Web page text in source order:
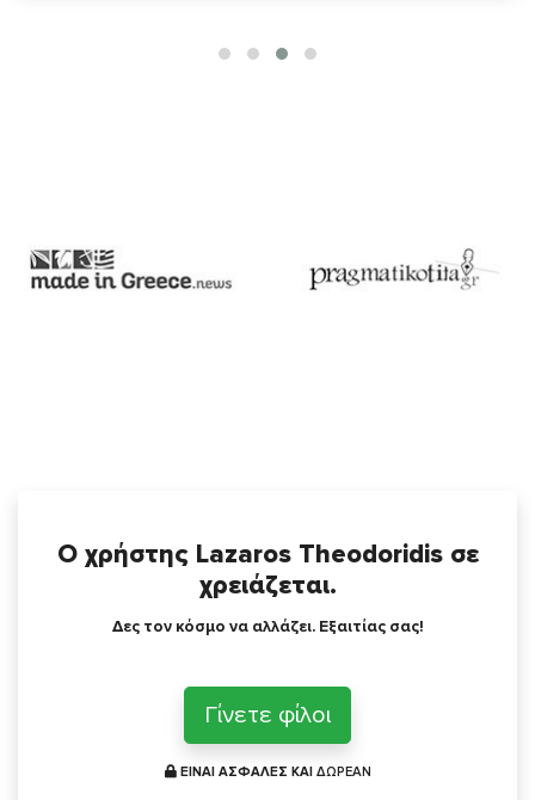
Ο χρήστης Lazaros Theodoridis σε
χρειάζεται.
Δες τον κόσμο να αλλάζει. Εξαιτίας σας!
Γίνετε φίλοι
ΕΙΝΑΙ ΑΣΦΑΛΕΣ ΚΑΙ ΔΩΡΕΑΝ